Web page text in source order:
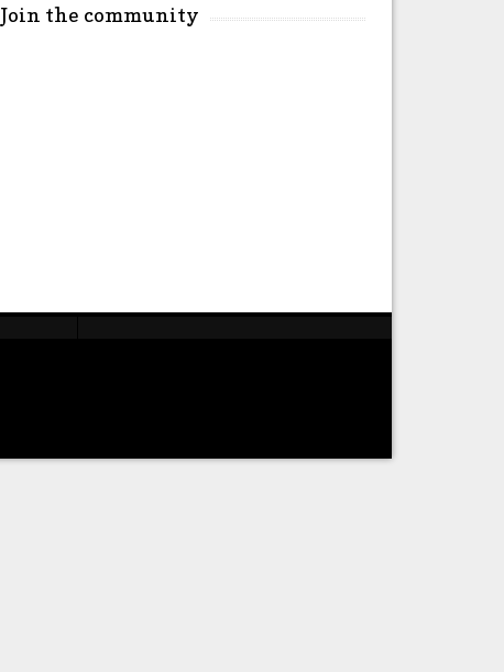
Join the community